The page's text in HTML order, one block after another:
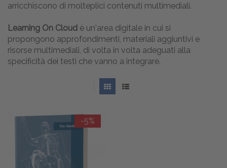
arricchiscono di molteplici contenuti multimediali.
Learning On Cloud è un'area digitale in cui si
propongono approfondimenti, materiali aggiuntivi e
risorse multimediali, di volta in volta adeguati alla
specificità dei testi che vanno a integrare.
-5%